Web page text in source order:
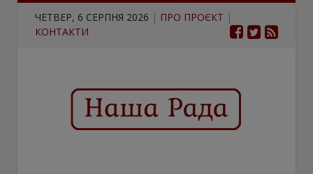
ЧЕТВЕР, 6 СЕРПНЯ 2026 | ПРО ПРОЄКТ |
КОНТАКТИ